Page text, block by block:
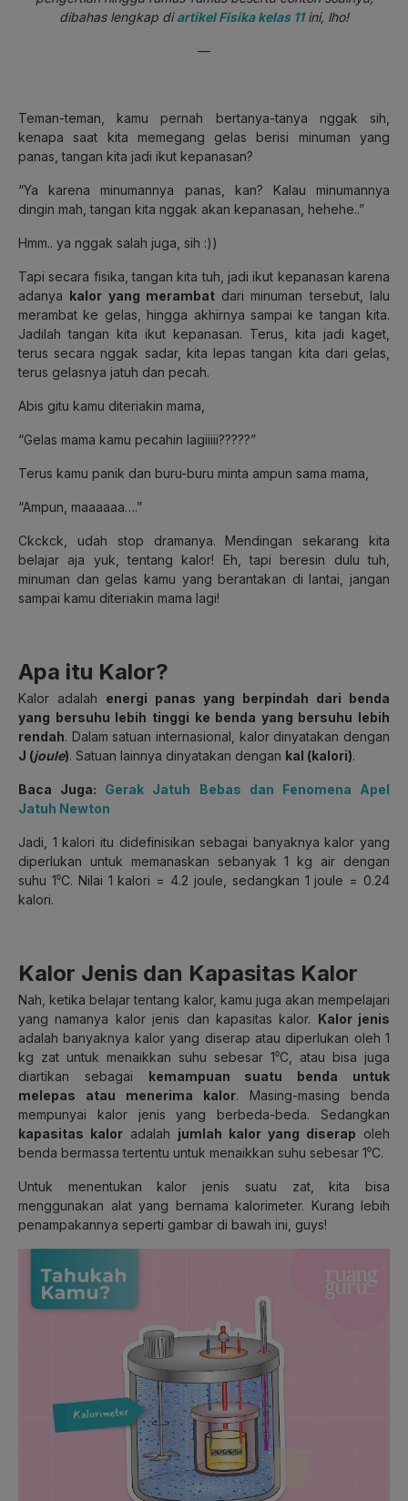
dibahas lengkap diartikel Fisika kelas 11ini, lho!
—
Teman-teman, kamu pernah bertanya-tanya nggak sih,
kenapa saat kita memegang gelas berisi minuman yang
panas, tangan kita jadi ikut kepanasan?
“Ya karena minumannya panas, kan? Kalau minumannya
dingin mah, tangan kita nggak akan kepanasan, hehehe..”
Hmm.. ya nggak salah juga, sih :))
Tapi secara fisika, tangan kita tuh, jadi ikut kepanasan karena
adanya kalor yang merambatdari minuman tersebut, lalu
merambat ke gelas, hingga akhirnya sampai ke tangan kita.
Jadilah tangan kita ikut kepanasan. Terus, kita jadi kaget,
terus secara nggak sadar, kita lepas tangan kita dari gelas,
terus gelasnya jatuh dan pecah.
Abis gitu kamu diteriakin mama,
“Gelas mama kamu pecahin lagiiiii?????”
Terus kamu panik dan buru-buru minta ampun sama mama,
“Ampun, maaaaaa….”
Ckckck, udah stop dramanya. Mendingan sekarang kita
belajar aja yuk, tentang kalor! Eh, tapi beresin dulu tuh,
minuman dan gelas kamu yang berantakan di lantai, jangan
sampai kamu diteriakin mama lagi!
Apa itu Kalor?
Kalor adalah energi panas yang berpindah dari benda
yang bersuhu lebih tinggi ke benda yang bersuhu lebih
rendah. Dalam satuan internasional, kalor dinyatakan dengan
J (joule). Satuan lainnya dinyatakan dengan kal (kalori).
Baca Juga: Gerak Jatuh Bebas dan Fenomena Apel
Jatuh Newton
Jadi, 1 kalori itu didefinisikan sebagai banyaknya kalor yang
diperlukan untuk memanaskan sebanyak 1 kg air dengan
suhu 1⁰C. Nilai 1 kalori = 4.2 joule, sedangkan 1 joule = 0.24
kalori.
Kalor Jenis dan Kapasitas Kalor
Nah, ketika belajar tentang kalor, kamu juga akan mempelajari
yang namanya kalor jenis dan kapasitas kalor. Kalor jenis
adalah banyaknya kalor yang diserap atau diperlukan oleh 1
kg zat untuk menaikkan suhu sebesar 1⁰C, atau bisa juga
diartikan sebagai kemampuan suatu benda untuk
melepas atau menerima kalor. Masing-masing benda
mempunyai kalor jenis yang berbeda-beda. Sedangkan
kapasitas kalor adalah jumlah kalor yang diserap oleh
benda bermassa tertentu untuk menaikkan suhu sebesar 1⁰C.
Untuk menentukan kalor jenis suatu zat, kita bisa
menggunakan alat yang bernama kalorimeter. Kurang lebih
penampakannya seperti gambar di bawah ini, guys!